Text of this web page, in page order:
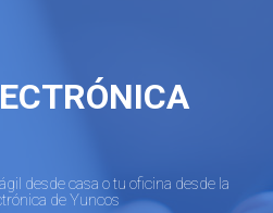
desde casa o tu oficina desde la
de Yuncos